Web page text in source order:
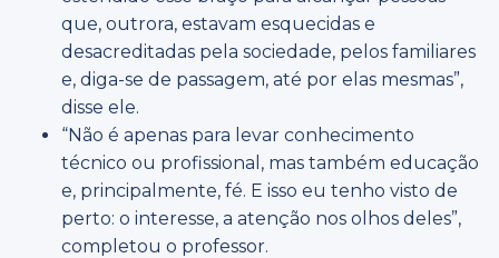
que, outrora, estavam esquecidas e
desacreditadas pela sociedade, pelos familiares
e, diga-se de passagem, até por elas mesmas”,
disse ele.
“Não é apenas para levar conhecimento
técnico ou profissional, mas também educação
e, principalmente, fé. E isso eu tenho visto de
perto: o interesse, a atenção nos olhos deles”,
completou o professor.